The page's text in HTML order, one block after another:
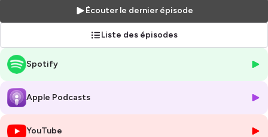
pour mieux gérer sa vie financière, en abordant des thèmes variés
comme les produits d’épargne, les marchés financiers, l’immobilier, le
budget, la gestion de patrimoine…
Sa valeur ajoutée est de ne présenter que des informations fiables et
factuelles, sur un ton simple et pédagogique, afin d’être un partenaire
Hébergé par Ausha. Visitez
pour plus d'informations.
Écouter le dernier épisode
Liste des épisodes
Spotify
Apple Podcasts
YouTube